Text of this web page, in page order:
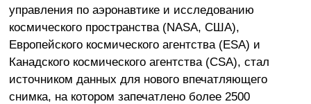
управления по аэронавтике и исследованию
космического пространства (NASA, США),
Европейского космического агентства (ESA) и
Канадского космического агентства (CSA), стал
источником данных для нового впечатляющего
снимка, на котором запечатлено более 2500